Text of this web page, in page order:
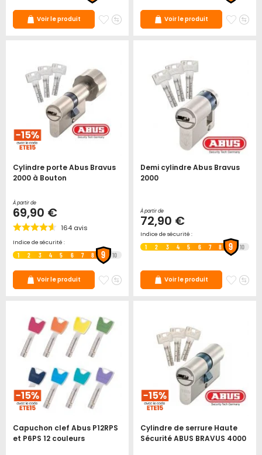
Voir le produit
AjouterAjouter
Voir le produit
Cylindre porte Abus Bravus
2000 à Bouton
À partir de
69,90 €
164 avis
Indice de sécurité :
1 2 3 4 5 6 7 8 9 10
Voir le produit
AjouterAjouter
Demi cylindre Abus Bravus
2000
À partir de
72,90 €
Indice de sécurité :
1 2 3 4 5 6 7 8 9 10
Voir le produit
Capuchon clef Abus P12RPS
et P6PS 12 couleurs
Cylindre de serrure Haute
Sécurité ABUS BRAVUS 4000